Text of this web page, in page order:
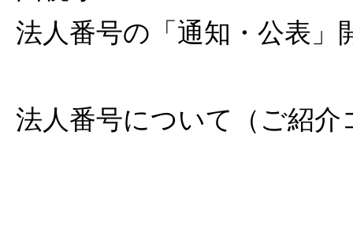
法人番号の「通知・公表
法人番号について（ご紹介